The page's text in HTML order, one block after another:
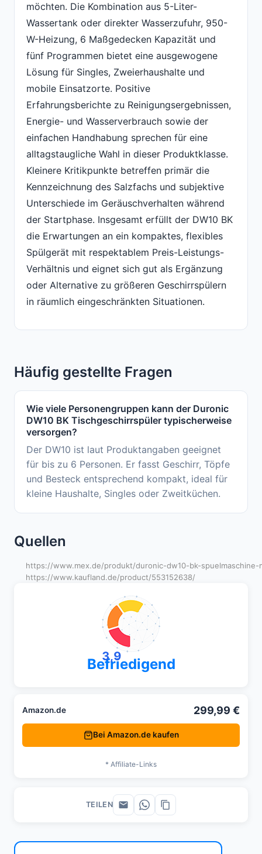
möchten. Die Kombination aus 5-Liter-
Wassertank oder direkter Wasserzufuhr, 950-
W-Heizung, 6 Maßgedecken Kapazität und
fünf Programmen bietet eine ausgewogene
Lösung für Singles, Zweierhaushalte und
mobile Einsatzorte. Positive
Erfahrungsberichte zu Reinigungsergebnissen,
Energie- und Wasserverbrauch sowie der
einfachen Handhabung sprechen für eine
alltagstaugliche Wahl in dieser Produktklasse.
Kleinere Kritikpunkte betreffen primär die
Kennzeichnung des Salzfachs und subjektive
Unterschiede im Geräuschverhalten während
der Startphase. Insgesamt erfüllt der DW10 BK
die Erwartungen an ein kompaktes, flexibles
Spülgerät mit respektablem Preis-Leistungs-
Verhältnis und eignet sich gut als Ergänzung
oder Alternative zu größeren Geschirrspülern
in räumlich eingeschränkten Situationen.
Häufig gestellte Fragen
Wie viele Personengruppen kann der Duronic
DW10 BK Tischgeschirrspüler typischerweise
versorgen?
Der DW10 ist laut Produktangaben geeignet
für bis zu 6 Personen. Er fasst Geschirr, Töpfe
und Besteck entsprechend kompakt, ideal für
kleine Haushalte, Singles oder Zweitküchen.
Quellen
https://www.mex.de/produkt/duronic-dw10-bk-
https://www.kaufland.de/product/553152638/
3,9
Befriedigend
Amazon.de 299,99 €
Bei Amazon.de kaufen
* Affiliate-Links
TEILEN